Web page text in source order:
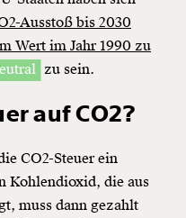
Ausstoß bis 2030
Wert im Jahr 1990 zu
zu sein.
auf CO2?
CO2-Steuerein
Kohlendioxid, die aus
muss dann gezahlt